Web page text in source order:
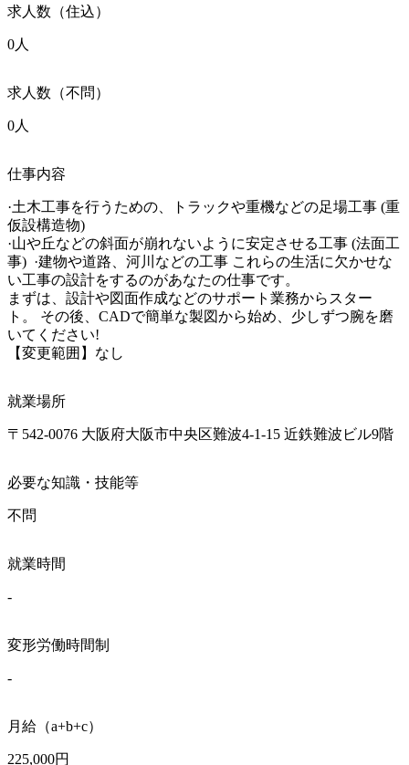
求人数（住込）
0人
求人数（不問）
0人
仕事内容
·土木工事を行うための、トラックや重機などの足場工事 (重
仮設構造物)
·山や丘などの斜面が崩れないように安定させる工事 (法面工
事)  ·建物や道路、河川などの工事 これらの生活に欠かせな
い工事の設計をするのがあなたの仕事です。
まずは、設計や図面作成などのサポート業務からスター
ト。 その後、CADで簡単な製図から始め、少しずつ腕を磨
いてください!
【変更範囲】なし
就業場所
〒542-0076 大阪府大阪市中央区難波4-1-15 近鉄難波ビル9階
必要な知識・技能等
不問
就業時間
-
変形労働時間制
-
月給（a+b+c）
225,000円